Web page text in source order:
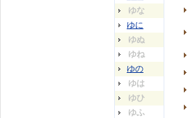
ゆな
ゆに
ゆぬ
ゆね
ゆの
ゆは
ゆひ
ゆふ